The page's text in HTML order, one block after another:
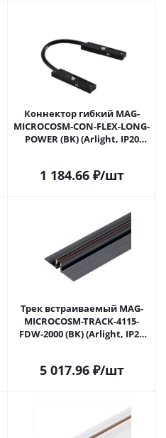
Коннектор гибкий MAG-
MICROCOSM-CON-FLEX-LONG-
POWER (BK) (Arlight, IP20
1 184.66₽/шт
Трек встраиваемый MAG-
MICROCOSM-TRACK-4115-
FDW-2000 (BK) (Arlight, IP20
5 017.96₽/шт